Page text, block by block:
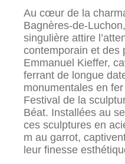
Au cœur de la
Bagnères-de-
singulière attire
contemporain et des
Emmanuel Kieffer,
ferrant de longue
monumentales en
Festival de la
Béat. Installées au
ces sculptures en
m au garrot,
leur finesse